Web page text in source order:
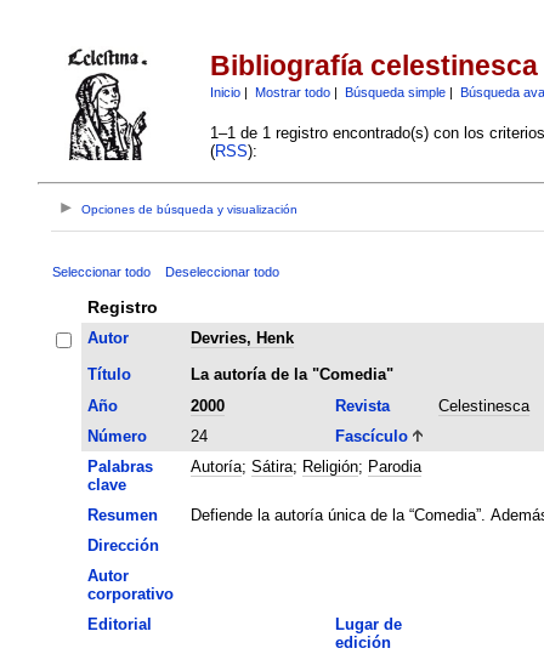
Bibliografía celestinesca
Inicio| Mostrar todo| Búsqueda simple| Búsqueda
1–1 de 1 registro encontrado(s) con los
(RSS):
Opciones de búsqueda y visualización
Seleccionar todo Deseleccionar todo
Registro
Autor
Devries, Henk
Título
La autoría de la "Comedia"
Año
2000 Revista
Celestinesca
Número
24
Fascículo
Palabras
clave
Autoría; Sátira; Religión; Parodia
Resumen
Defiende la autoría única de la “Comedia”.
Dirección
Autor
corporativo
Editorial
Lugar de
edición